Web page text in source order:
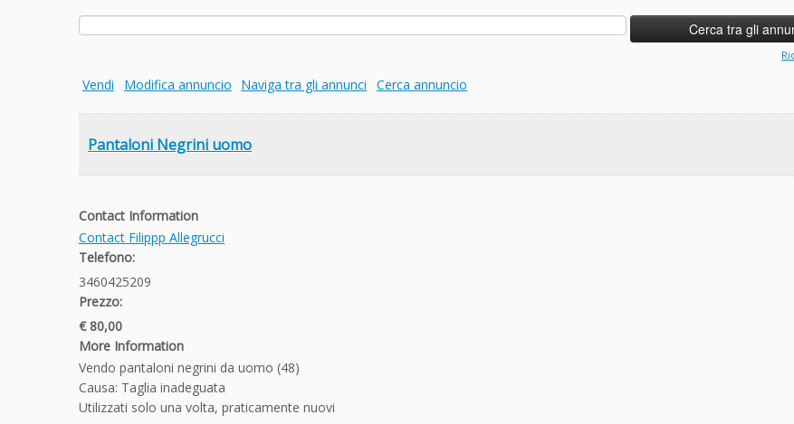
Ricerca
Vendi Modifica annuncio Naviga tra gli annunci Cerca annuncio
Pantaloni Negrini uomo
Contact Information
Contact Filippp Allegrucci
Telefono:
3460425209
Prezzo:
€ 80,00
More Information
Vendo pantaloni negrini da uomo (48)
Causa: Taglia inadeguata
Utilizzati solo una volta, praticamente nuovi